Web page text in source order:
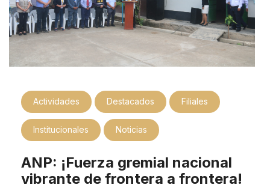
Actividades Destacados Filiales
Institucionales Noticias
ANP: ¡Fuerza gremial nacional
vibrante de frontera a frontera!